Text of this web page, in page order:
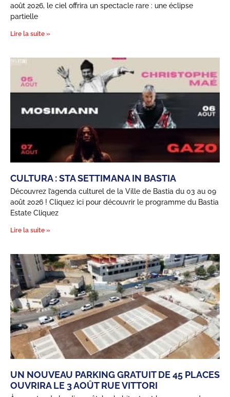
août 2026, le ciel offrira un spectacle rare : une éclipse
partielle
Lire la suite »
CULTURA : STA SETTIMANA IN BASTIA
Découvrez l’agenda culturel de la Ville de Bastia du 03 au 09
août 2026 ! Cliquez ici pour découvrir le programme du Bastia
Estate Cliquez
Lire la suite »
UN NOUVEAU PARKING GRATUIT DE 45 PLACES
OUVRIRA LE 3 AOÛT RUE VITTORI